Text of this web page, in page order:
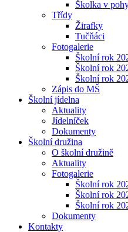
Školka v
Třídy
Žirafky
Tučňáci
Fotogalerie
Školní rok
Školní rok
Školní rok
Zápis do MŠ
Školní jídelna
Aktuality
Jídelníček
Dokumenty
Školní družina
O školní družině
Aktuality
Fotogalerie
Školní rok
Školní rok
Školní rok
Dokumenty
Kontakty